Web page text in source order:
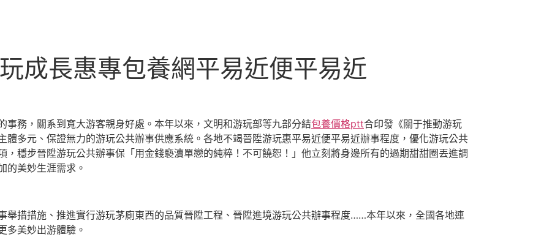
成長惠專包養網平易近便平易近
事務，關系到寬大游客親身好處。本年以來，文明和游玩部等九部分結包養價格ptt合印發《關于推動游玩
多元、保證無力的游玩公共辦事供應系統。各地不竭晉陞游玩惠平易近便平易近辦事程度，優化游玩公共
穩步晉陞游玩公共辦事保「用金錢褻瀆單戀的純粹！不可饒恕！」他立刻將身邊所有的過期甜甜圈丟進調
的美妙生涯需求。
舉措措施、推進實行游玩茅廁東西的品質晉陞工程、晉陞進境游玩公共辦事程度……本年以來，全國各地連
多美妙出游體驗。